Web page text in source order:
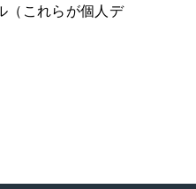
（これらが個人デ